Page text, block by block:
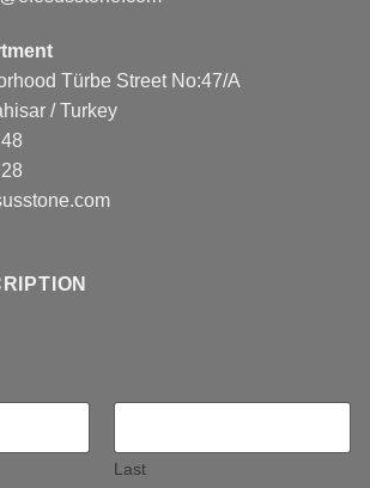
Türbe Street No:47/A
/ Turkey
Last